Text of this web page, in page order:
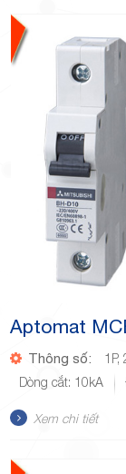
Aptomat
Thông số: 1P,
Dòng cắt: 10kA
Xem chi tiết